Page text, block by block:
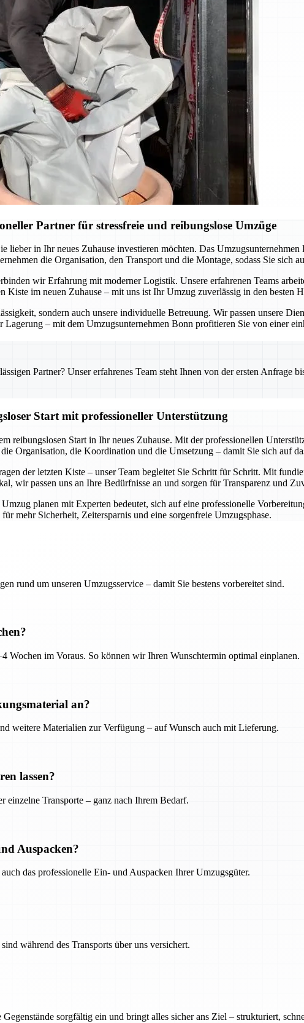
Partner für stressfreie und reibungslose Umzüge
lieber in Ihr neues Zuhause investieren möchten. Das
die Organisation, den Transport und die Montage, sodass Sie sich
wir Erfahrung mit moderner Logistik. Unsere erfahrenen Teams
Kiste im neuen Zuhause – mit uns ist Ihr Umzug zuverlässig in den besten
sondern auch unsere individuelle Betreuung. Wir passen unsere
Lagerung – mit dem Umzugsunternehmen Bonn profitieren Sie von einer
Partner? Unser erfahrenes Team steht Ihnen von der ersten Anfrage
Start mit professioneller Unterstützung
reibungslosen Start in Ihr neues Zuhause. Mit der professionellen
Organisation, die Koordination und die Umsetzung – damit Sie sich auf
der letzten Kiste – unser Team begleitet Sie Schritt für Schritt. Mit
wir passen uns an Ihre Bedürfnisse an und sorgen für Transparenz und
planen mit Experten bedeutet, sich auf eine professionelle
mehr Sicherheit, Zeitersparnis und eine sorgenfreie Umzugsphase.
rund um unseren Umzugsservice – damit Sie bestens vorbereitet sind.
Wochen im Voraus. So können wir Ihren Wunschtermin optimal einplanen.
an?
weitere Materialien zur Verfügung – auf Wunsch auch mit Lieferung.
lassen?
Transporte – ganz nach Ihrem Bedarf.
Auspacken?
das professionelle Ein- und Auspacken Ihrer Umzugsgüter.
während des Transports über uns versichert.
sorgfältig ein und bringt alles sicher ans Ziel – strukturiert,